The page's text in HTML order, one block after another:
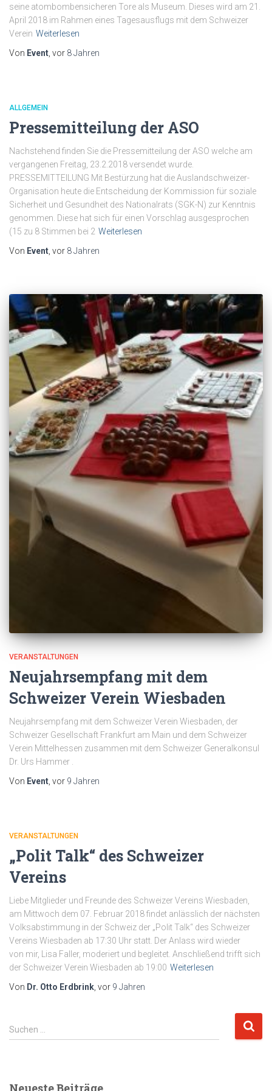
seine atombombensicheren Tore als Museum. Dieses wird am 21.
April 2018 im Rahmen eines Tagesausflugs mit dem Schweizer
Verein Weiterlesen
Von Event , vor 8 Jahren
ALLGEMEIN
Pressemitteilung der ASO
Nachstehend finden Sie die Pressemitteilung der ASO welche am
vergangenen Freitag, 23.2.2018 versendet wurde.
PRESSEMITTEILUNG Mit Bestürzung hat die Auslandschweizer-
Organisation heute die Entscheidung der Kommission für soziale
Sicherheit und Gesundheit des Nationalrats (SGK-N) zur Kenntnis
genommen. Diese hat sich für einen Vorschlag ausgesprochen
(15 zu 8 Stimmen bei 2 Weiterlesen
Von Event , vor 8 Jahren
VERANSTALTUNGEN
Neujahrsempfang mit dem
Schweizer Verein Wiesbaden
Neujahrsempfang mit dem Schweizer Verein Wiesbaden, der
Schweizer Gesellschaft Frankfurt am Main und dem Schweizer
Verein Mittelhessen zusammen mit dem Schweizer Generalkonsul
Dr. Urs Hammer .
Von Event, vor 9 Jahren
VERANSTALTUNGEN
„Polit Talk“ des Schweizer
Vereins
Liebe Mitglieder und Freunde des Schweizer Vereins Wiesbaden,
am Mittwoch dem 07. Februar 2018 findet anlässlich der nächsten
Volksabstimmung in der Schweiz der „Polit Talk“ des Schweizer
Vereins Wiesbaden ab 17:30 Uhr statt. Der Anlass wird wieder
von mir, Lisa Faller, moderiert und begleitet. Anschließend trifft sich
der Schweizer Verein Wiesbaden ab 19:00 Weiterlesen
Von Dr. Otto Erdbrink, vor 9 Jahren
S
u
Suchen …